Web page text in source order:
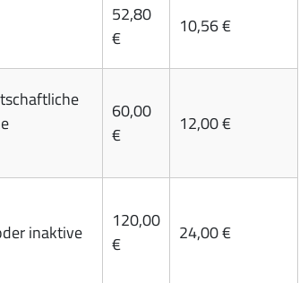
52,80
€
10,56 €
60,00
€
12,00 €
inaktive
120,00
€
24,00 €